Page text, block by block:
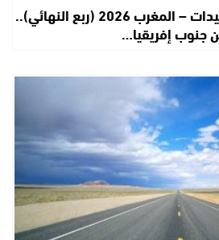
كأس أمم إفريقيا للسيدات – المغرب 2026 (ربع النهائي)..
جنوب إفريقيا…